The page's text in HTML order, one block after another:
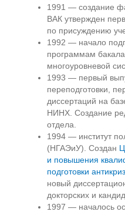
1991 — создание
ВАК утвержден
по присуждению
1992 — начало
программам
многоуровневой
1993 — первый
переподготовки,
диссертаций на
НИНХ. Создание
отдела.
1994 — институт
(НГАЭиУ). Создан
и повышения
подготовки
новый
докторских и
1997 — началось